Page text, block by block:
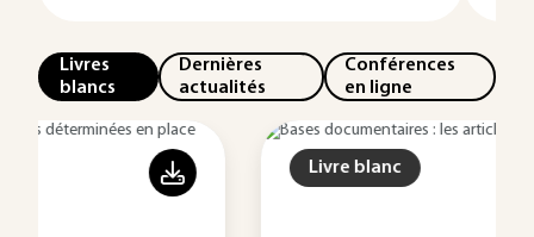
Livres
blancs
Dernières
actualités
Conférences
en ligne
Livre blanc